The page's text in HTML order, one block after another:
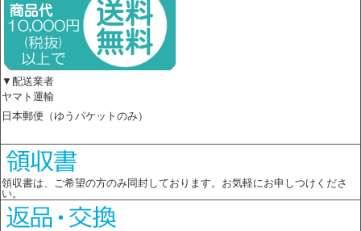
▼配送業者
ヤマト運輸
日本郵便（ゆうパケットのみ）
領収書は、ご希望の方のみ同封しております。お気軽にお申しつけくださ
い。